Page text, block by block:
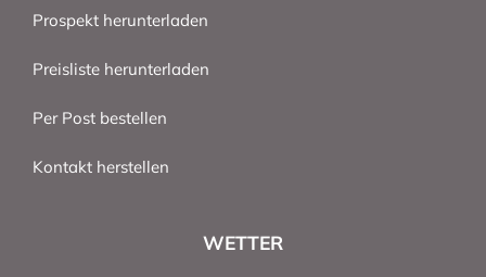
Prospekt herunterladen
Preisliste herunterladen
Per Post bestellen
Kontakt herstellen
WETTER